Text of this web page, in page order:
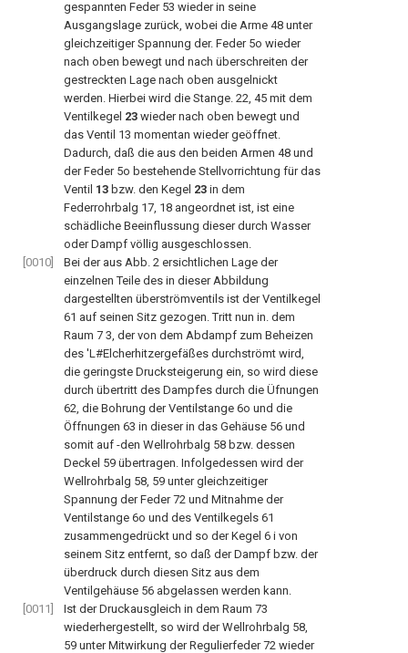
gespannten Feder 53 wieder in seine
Ausgangslage zurück, wobei die Arme 48 unter
gleichzeitiger Spannung der. Feder 5o wieder
nach oben bewegt und nach überschreiten der
gestreckten Lage nach oben ausgelnickt
werden. Hierbei wird die Stange. 22, 45 mit dem
Ventilkegel 23 wieder nach oben bewegt und
das Ventil 13 momentan wieder geöffnet.
Dadurch, daß die aus den beiden Armen 48 und
der Feder 5o bestehende Stellvorrichtung für das
Ventil 13 bzw. den Kegel 23 in dem
Federrohrbalg 17, 18 angeordnet ist, ist eine
schädliche Beeinflussung dieser durch Wasser
oder Dampf völlig ausgeschlossen.
[0010]
Bei der aus Abb. 2 ersichtlichen Lage der
einzelnen Teile des in dieser Abbildung
dargestellten überströmventils ist der Ventilkegel
61 auf seinen Sitz gezogen. Tritt nun in. dem
Raum 7 3, der von dem Abdampf zum Beheizen
des 'L#Elcherhitzergefäßes durchströmt wird,
die geringste Drucksteigerung ein, so wird diese
durch übertritt des Dampfes durch die Üfnungen
62, die Bohrung der Ventilstange 6o und die
Öffnungen 63 in dieser in das Gehäuse 56 und
somit auf -den Wellrohrbalg 58 bzw. dessen
Deckel 59 übertragen. Infolgedessen wird der
Wellrohrbalg 58, 59 unter gleichzeitiger
Spannung der Feder 72 und Mitnahme der
Ventilstange 6o und des Ventilkegels 61
zusammengedrückt und so der Kegel 6 i von
seinem Sitz entfernt, so daß der Dampf bzw. der
überdruck durch diesen Sitz aus dem
Ventilgehäuse 56 abgelassen werden kann.
[0011]
Ist der Druckausgleich in dem Raum 73
wiederhergestellt, so wird der Wellrohrbalg 58,
59 unter Mitwirkung der Regulierfeder 72 wieder